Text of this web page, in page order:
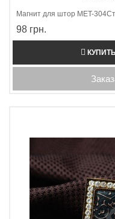
Магнит для штор МET-
98 грн.